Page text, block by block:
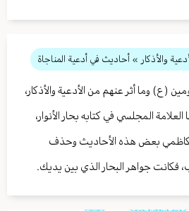
والأذكار » أحاديث في أدعية المناجاة
(ع) وما أثر عنهم من الأدعية والأذكار،
المجلسي في كتابه بحار الأنوار،
بعض هذه الأحاديث وحذف
فكانت جواهر البحار الذي بين يديك.